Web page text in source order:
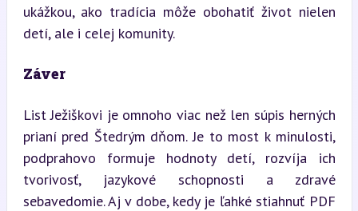
ukážkou, ako tradícia môže obohatiť život nielen
detí, ale i celej komunity.
Záver
List Ježiškovi je omnoho viac než len súpis herných
prianí pred Štedrým dňom. Je to most k minulosti,
podprahovo formuje hodnoty detí, rozvíja ich
tvorivosť, jazykové schopnosti a zdravé
sebavedomie. Aj v dobe, kedy je ľahké stiahnuť PDF